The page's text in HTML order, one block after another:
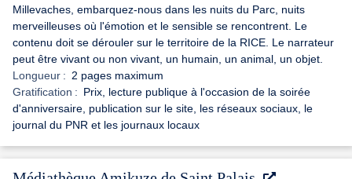
Millevaches, embarquez-nous dans les nuits du Parc, nuits
merveilleuses où l'émotion et le sensible se rencontrent. Le
contenu doit se dérouler sur le territoire de la RICE. Le narrateur
peut être vivant ou non vivant, un humain, un animal, un objet.
Longueur : 2 pages maximum
Gratification : Prix, lecture publique à l'occasion de la soirée
d'anniversaire, publication sur le site, les réseaux sociaux, le
journal du PNR et les journaux locaux